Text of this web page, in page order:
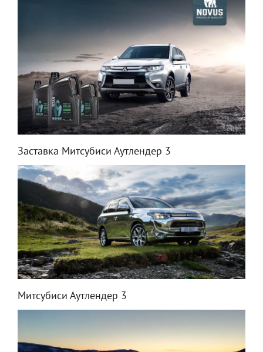
Заставка Митсубиси Аутлендер 3
Митсубиси Аутлендер 3